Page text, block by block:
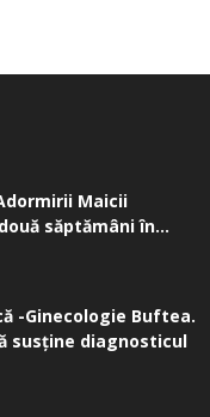
Maicii
săptămâni în...
-Ginecologie Buftea.
susţine diagnosticul